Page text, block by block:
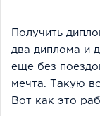
Получить
два диплома и
еще без
мечта. Такую
Вот как это